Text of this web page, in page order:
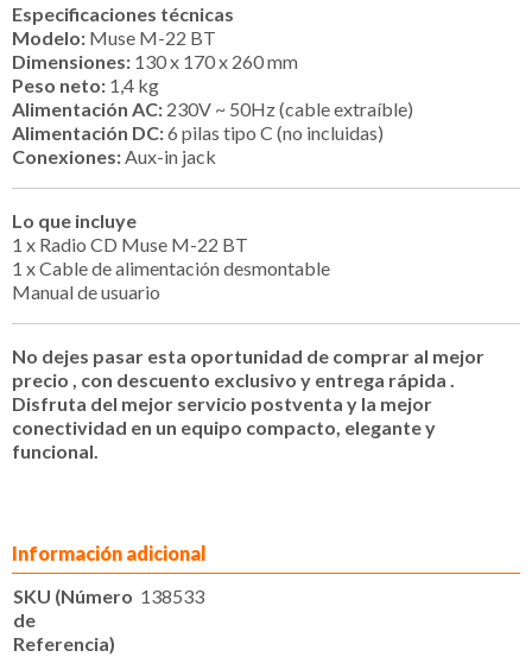
Especificaciones técnicas
Modelo: Muse M-22 BT
Dimensiones: 130 x 170 x 260 mm
Peso neto: 1,4 kg
Alimentación AC: 230V ~ 50Hz (cable extraíble)
Alimentación DC:6 pilas tipo C (no incluidas)
Conexiones:Aux-in jack
Lo que incluye
1 x Radio CD Muse M-22 BT
1 x Cable de alimentación desmontable
Manual de usuario
No dejes pasar esta oportunidad de comprar al mejor
precio , con descuento exclusivo y entrega rápida .
Disfruta del mejor servicio postventa y la mejor
conectividad en un equipo compacto, elegante y
funcional.
Información adicional
SKU (Número
de
Referencia)
138533